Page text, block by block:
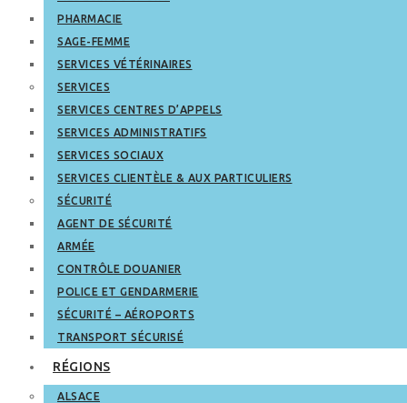
PHARMACIE
SAGE-FEMME
SERVICES VÉTÉRINAIRES
SERVICES
SERVICES CENTRES D’APPELS
SERVICES ADMINISTRATIFS
SERVICES SOCIAUX
SERVICES CLIENTÈLE & AUX PARTICULIERS
SÉCURITÉ
AGENT DE SÉCURITÉ
ARMÉE
CONTRÔLE DOUANIER
POLICE ET GENDARMERIE
SÉCURITÉ – AÉROPORTS
TRANSPORT SÉCURISÉ
RÉGIONS
ALSACE